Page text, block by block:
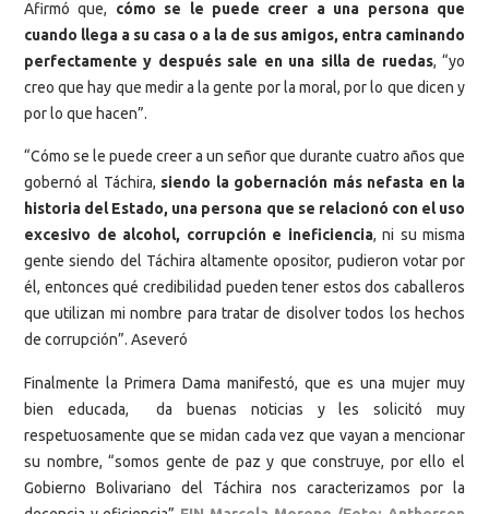
Afirmó que, cómo se le puede creer a una persona que
cuando llega a su casa o a la de sus amigos, entra caminando
perfectamente y después sale en una silla de ruedas, “yo
creo que hay que medir a la gente por la moral, por lo que dicen y
por lo que hacen”.
“Cómo se le puede creer a un señor que durante cuatro años que
gobernó al Táchira, siendo la gobernación más nefasta en la
historia del Estado, una persona que se relacionó con el uso
excesivo de alcohol, corrupción e ineficiencia, ni su misma
gente siendo del Táchira altamente opositor, pudieron votar por
él, entonces qué credibilidad pueden tener estos dos caballeros
que utilizan mi nombre para tratar de disolver todos los hechos
de corrupción”. Aseveró
Finalmente la Primera Dama manifestó, que es una mujer muy
bien educada, da buenas noticias y les solicitó muy
respetuosamente que se midan cada vez que vayan a mencionar
su nombre, “somos gente de paz y que construye, por ello el
Gobierno Bolivariano del Táchira nos caracterizamos por la